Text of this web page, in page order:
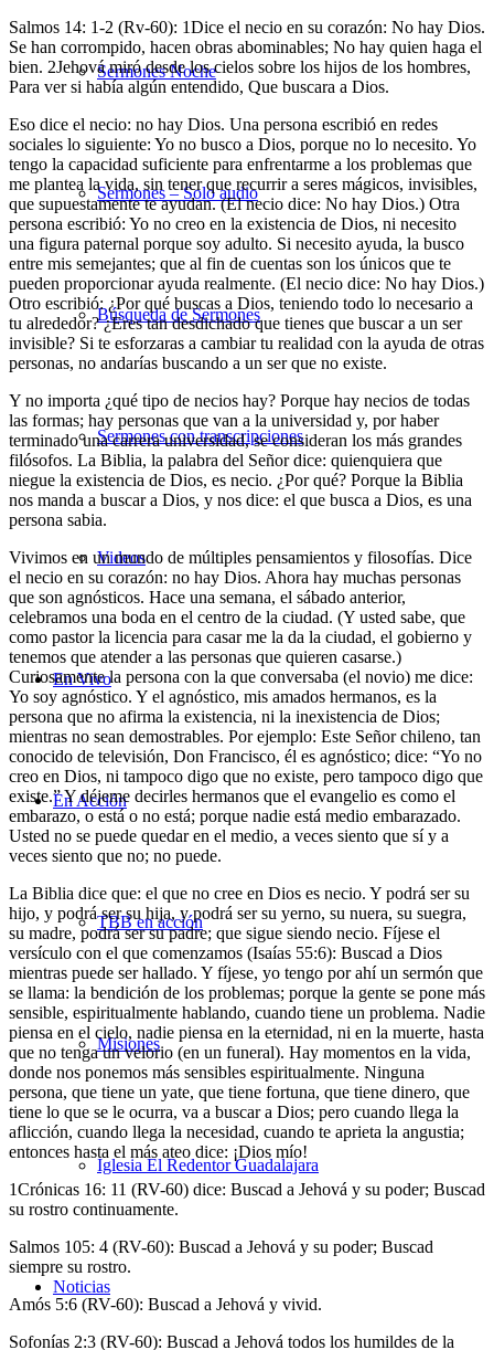
Sermones Noche
Sermones – Solo audio
Búsqueda de Sermones
Sermones con transcripciones
Videos
En Vivo
En Acción
TBB en acción
Misiones
Iglesia El Redentor Guadalajara
Noticias
Salmos 14: 1-2 (Rv-60): 1Dice el necio en su corazón: No hay Dios.
Se han corrompido, hacen obras abominables; No hay quien haga el
bien. 2Jehová miró desde los cielos sobre los hijos de los hombres,
Para ver si había algún entendido, Que buscara a Dios.
Eso dice el necio: no hay Dios. Una persona escribió en redes
sociales lo siguiente: Yo no busco a Dios, porque no lo necesito. Yo
tengo la capacidad suficiente para enfrentarme a los problemas que
me plantea la vida, sin tener que recurrir a seres mágicos, invisibles,
que supuestamente te ayudan. (El necio dice: No hay Dios.) Otra
persona escribió: Yo no creo en la existencia de Dios, ni necesito
una figura paternal porque soy adulto. Si necesito ayuda, la busco
entre mis semejantes; que al fin de cuentas son los únicos que te
pueden proporcionar ayuda realmente. (El necio dice: No hay Dios.)
Otro escribió: ¿Por qué buscas a Dios, teniendo todo lo necesario a
tu alrededor? ¿Eres tan desdichado que tienes que buscar a un ser
invisible? Si te esforzaras a cambiar tu realidad con la ayuda de otras
personas, no andarías buscando a un ser que no existe.
Y no importa ¿qué tipo de necios hay? Porque hay necios de todas
las formas; hay personas que van a la universidad y, por haber
terminado una carrera universidad, se consideran los más grandes
filósofos. La Biblia, la palabra del Señor dice: quienquiera que
niegue la existencia de Dios, es necio. ¿Por qué? Porque la Biblia
nos manda a buscar a Dios, y nos dice: el que busca a Dios, es una
persona sabia.
Vivimos en un mundo de múltiples pensamientos y filosofías. Dice
el necio en su corazón: no hay Dios. Ahora hay muchas personas
que son agnósticos. Hace una semana, el sábado anterior,
celebramos una boda en el centro de la ciudad. (Y usted sabe, que
como pastor la licencia para casar me la da la ciudad, el gobierno y
tenemos que atender a las personas que quieren casarse.)
Curiosamente la persona con la que conversaba (el novio) me dice:
Yo soy agnóstico. Y el agnóstico, mis amados hermanos, es la
persona que no afirma la existencia, ni la inexistencia de Dios;
mientras no sean demostrables. Por ejemplo: Este Señor chileno, tan
conocido de televisión, Don Francisco, él es agnóstico; dice: “Yo no
creo en Dios, ni tampoco digo que no existe, pero tampoco digo que
existe.” Y déjeme decirles hermanos que el evangelio es como el
embarazo, o está o no está; porque nadie está medio embarazado.
Usted no se puede quedar en el medio, a veces siento que sí y a
veces siento que no; no puede.
La Biblia dice que: el que no cree en Dios es necio. Y podrá ser su
hijo, y podrá ser su hija, y podrá ser su yerno, su nuera, su suegra,
su madre, podrá ser su padre; que sigue siendo necio. Fíjese el
versículo con el que comenzamos (Isaías 55:6): Buscad a Dios
mientras puede ser hallado. Y fíjese, yo tengo por ahí un sermón que
se llama: la bendición de los problemas; porque la gente se pone más
sensible, espiritualmente hablando, cuando tiene un problema. Nadie
piensa en el cielo, nadie piensa en la eternidad, ni en la muerte, hasta
que no tenga un velorio (en un funeral). Hay momentos en la vida,
donde nos ponemos más sensibles espiritualmente. Ninguna
persona, que tiene un yate, que tiene fortuna, que tiene dinero, que
tiene lo que se le ocurra, va a buscar a Dios; pero cuando llega la
aflicción, cuando llega la necesidad, cuando te aprieta la angustia;
entonces hasta el más ateo dice: ¡Dios mío!
1Crónicas 16: 11 (RV-60) dice: Buscad a Jehová y su poder; Buscad
su rostro continuamente.
Salmos 105: 4 (RV-60): Buscad a Jehová y su poder; Buscad
siempre su rostro.
Amós 5:6 (RV-60): Buscad a Jehová y vivid.
Sofonías 2:3 (RV-60): Buscad a Jehová todos los humildes de la